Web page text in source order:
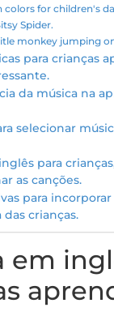
colors for children's
Spider.
monkey jumping
para crianças
da música na
selecionar
para
as canções.
para
crianças.
em